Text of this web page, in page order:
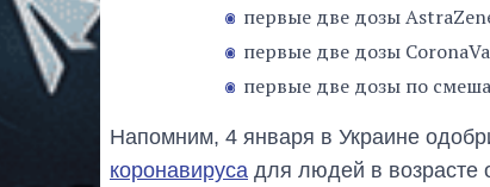
первые две дозы
первые две дозы
первые две дозы по
Напомним, 4 января в Украине
коронавируса для людей в возрасте